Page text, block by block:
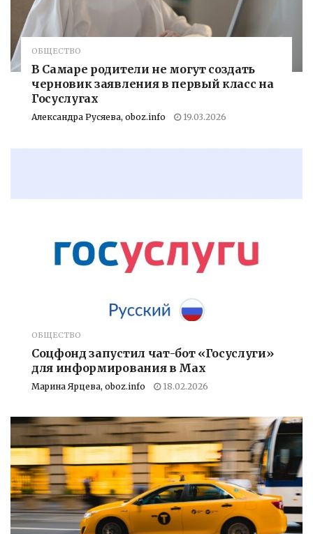
ОБЩЕСТВО
В Самаре родители не могут создать
черновик заявления в первый класс на
Госуслугах
Александра Русяева, oboz.info 19.03.2026
ОБЩЕСТВО
Соцфонд запустил чат-бот «Госуслуги»
для информирования в Max
Марина Ярцева, oboz.info 18.02.2026